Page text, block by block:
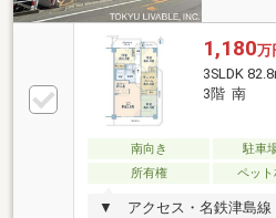
1,180万
3SLDK
3階 南
南向き 駐車
所有権
ペッ
▼ アクセス・名鉄津島線